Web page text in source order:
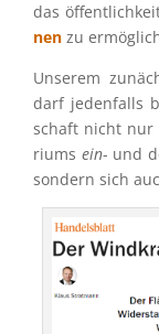
das
nen zu
Unserem
darf jeden­falls
schaft nicht nur
ri­ums ein- und
sondern sich